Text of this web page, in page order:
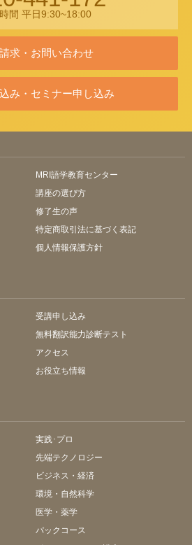
間 平日9:30~18:00
求・お問い合わせ
み・セミナー申し込み
MRI語学教育センター
講座の選び方
修了生の声
特定商取引法に基づく表記
個人情報保護方針
受講申し込み
無料翻訳能力診断テスト
アクセス
お役立ち情報
実践･プロ
先端テクノロジー
ビジネス・経済
環境・自然科学
医学・薬学
パックコース